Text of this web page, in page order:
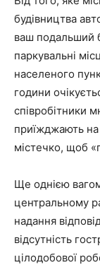
будівництва
ваш подальший
паркувальні
населеного
години
співробітники
приїжджають на
містечко, щоб
Ще однією
центральному
надання
відсутність
цілодобової